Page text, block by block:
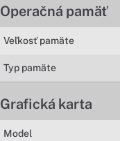
Operačná pamäť
Veľkosť pamäte
Typ pamäte
Grafická karta
Model